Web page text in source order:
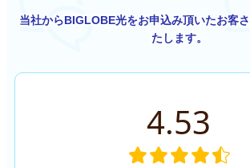
当社からBIGLOBE光をお申込み頂いたお客
たします。
4.53